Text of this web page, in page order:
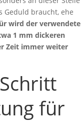
Geduld braucht, ehe
wird der verwendete
1 mm dickeren
Zeit immer weiter
für